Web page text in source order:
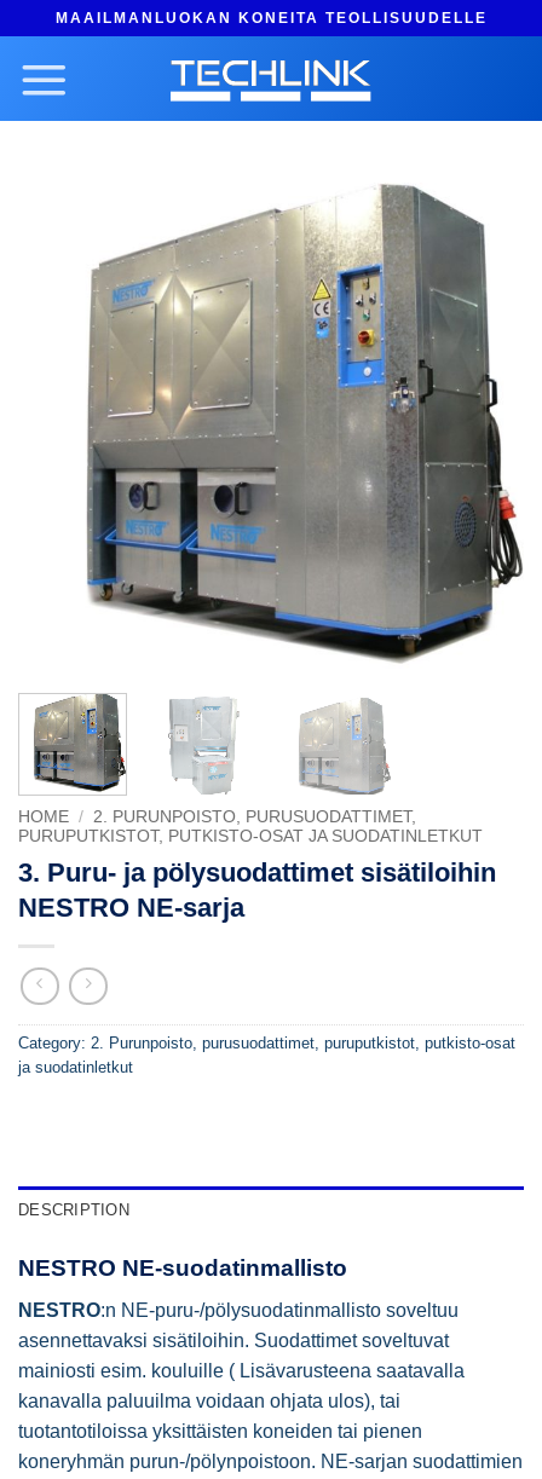
content
MAAILMANLUOKAN KONEITA TEOLLISUUDELLE
HOME / 2. PURUNPOISTO, PURUSUODATTIMET,
PURUPUTKISTOT, PUTKISTO-OSAT JA SUODATINLETKUT
3. Puru- ja pölysuodattimet sisätiloihin
NESTRO NE-sarja
Category: 2. Purunpoisto, purusuodattimet, puruputkistot, putkisto-osat
ja suodatinletkut
DESCRIPTION
NESTRO NE-suodatinmallisto
NESTRO:n NE-puru-/pölysuodatinmallisto soveltuu
asennettavaksi sisätiloihin. Suodattimet soveltuvat
mainiosti esim. kouluille ( Lisävarusteena saatavalla
kanavalla paluuilma voidaan ohjata ulos), tai
tuotantotiloissa yksittäisten koneiden tai pienen
koneryhmän purun-/pölynpoistoon. NE-sarjan suodattimien